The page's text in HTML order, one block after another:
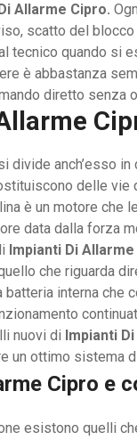
Allarme Cipro.
scatto del
tecnico quando si
è abbastanza
diretto senza
divide anch’esso
delle vie
è un motore che
data dalla forza
Impianti Di
che riguarda
batteria interna che
nuovi di Impianti
un ottimo sistema
Cipro e
esistono quelli